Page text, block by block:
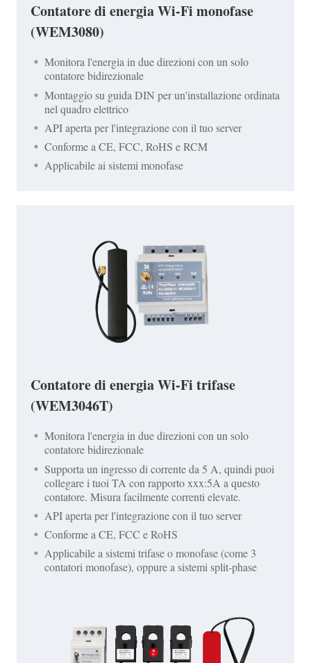
Contatore di energia Wi-Fi monofase
(WEM3080)
Monitora l'energia in due direzioni con un solo
contatore bidirezionale
Montaggio su guida DIN per un'installazione ordinata
nel quadro elettrico
API aperta per l'integrazione con il tuo server
Conforme a CE, FCC, RoHS e RCM
Applicabile ai sistemi monofase
Contatore di energia Wi-Fi trifase
(WEM3046T)
Monitora l'energia in due direzioni con un solo
contatore bidirezionale
Supporta un ingresso di corrente da 5 A, quindi puoi
collegare i tuoi TA con rapporto xxx:5A a questo
contatore. Misura facilmente correnti elevate.
API aperta per l'integrazione con il tuo server
Conforme a CE, FCC e RoHS
Applicabile a sistemi trifase o monofase (come 3
contatori monofase), oppure a sistemi split-phase